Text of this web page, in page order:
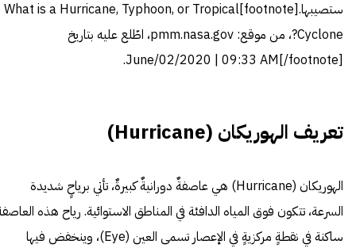
ستصيبها.[footnote]
What is a Hurricane, Typhoon, or Tropical
Cyclone?
، من موقع: pmm.nasa.gov، اطّلع عليه بتاريخ
June/02/2020 | 09:33 AM[/footnote].
تعريف الهوريكان (Hurricane)
الهوريكان (Hurricane) هي عاصفةٌ دورانيةٌ كبيرةٌ، تأتي برياحٍ شديدة
السرعة، تتكون فوق المياه الدافئة في المناطق الاستوائية. رياح هذه
ساكنة في نقطةٍ مركزيةٍ في الإعصار تسمى العين (Eye)، وينخفض فيها